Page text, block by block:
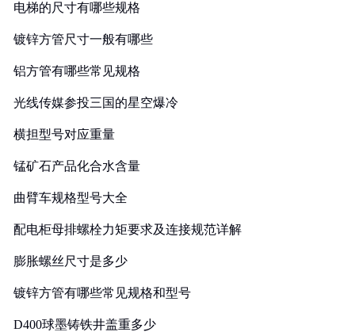
电梯的尺寸有哪些规格
镀锌方管尺寸一般有哪些
铝方管有哪些常见规格
光线传媒参投三国的星空爆冷
横担型号对应重量
锰矿石产品化合水含量
曲臂车规格型号大全
配电柜母排螺栓力矩要求及连接规范详解
膨胀螺丝尺寸是多少
镀锌方管有哪些常见规格和型号
D400球墨铸铁井盖重多少